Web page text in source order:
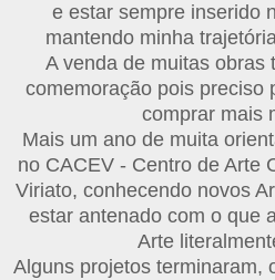
e estar sempre inserido
mantendo minha
A venda de muitas obras
comemoração pois preciso
comprar mais
Mais um ano de muita
no CACEV - Centro de Arte
Viriato, conhecendo novos
estar antenado com o que
Arte
Alguns projetos terminaram,